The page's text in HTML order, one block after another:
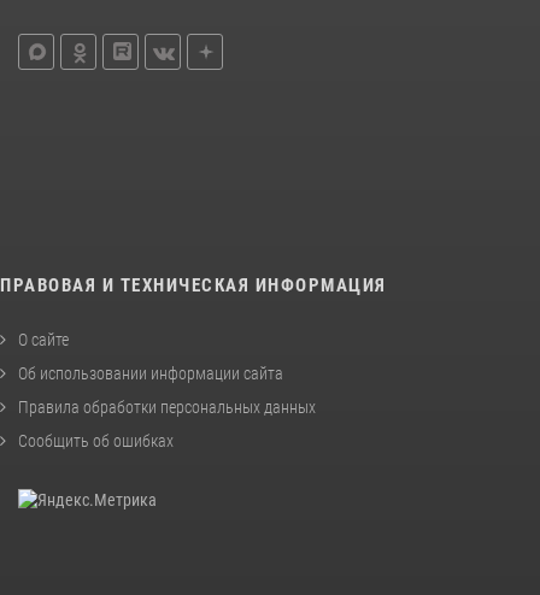
ПРАВОВАЯ И ТЕХНИЧЕСКАЯ ИНФОРМАЦИЯ
О сайте
Об использовании информации сайта
Правила обработки персональных данных
Сообщить об ошибках